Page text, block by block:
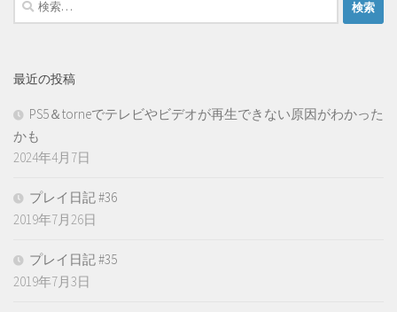
索:
最近の投稿
PS5＆torneでテレビやビデオが再生できない原因がわかった
かも
2024年4月7日
プレイ日記 #36
2019年7月26日
プレイ日記 #35
2019年7月3日